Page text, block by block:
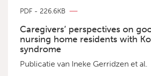
PDF - 226.6KB
Caregivers’ perspectives on
nursing home residents with
syndrome
Publicatie van Ineke Gerridzen et al.